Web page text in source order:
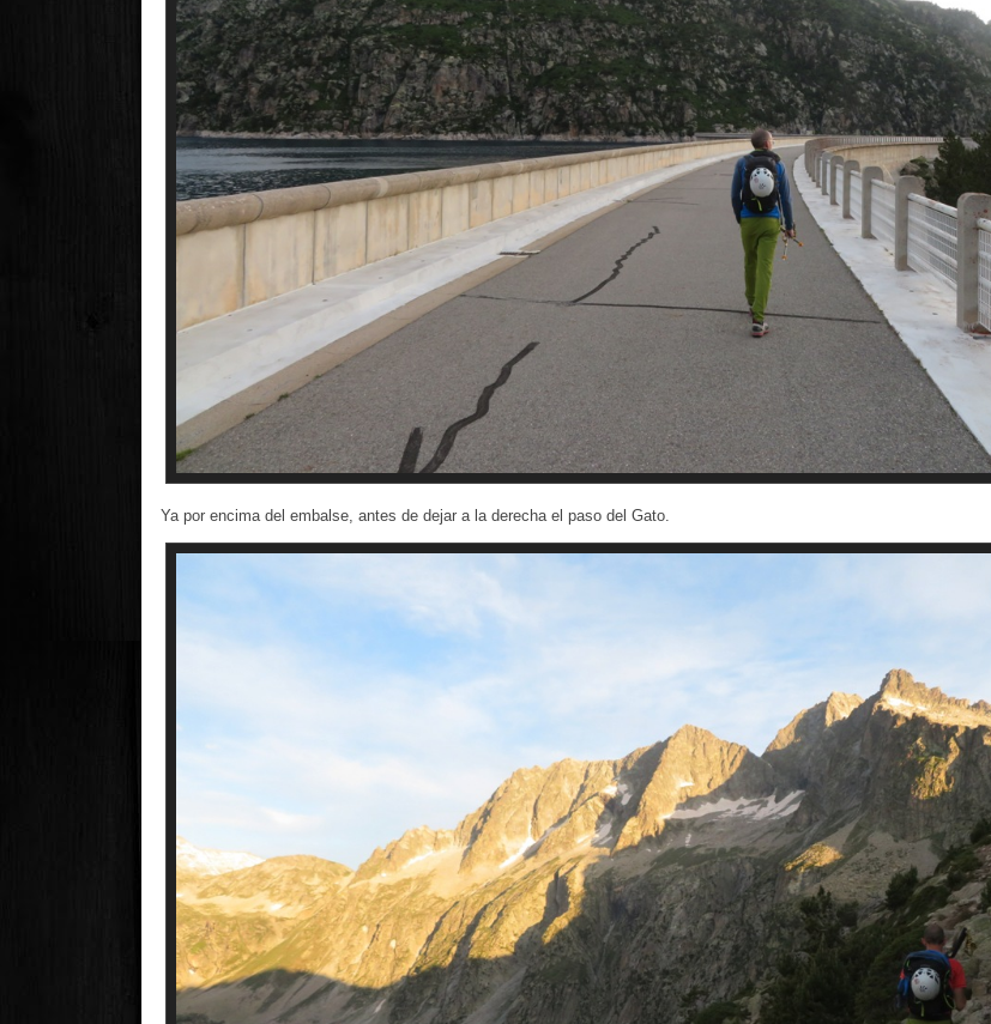
Ya por encima del embalse, antes de dejar a la derecha el paso del Gato.